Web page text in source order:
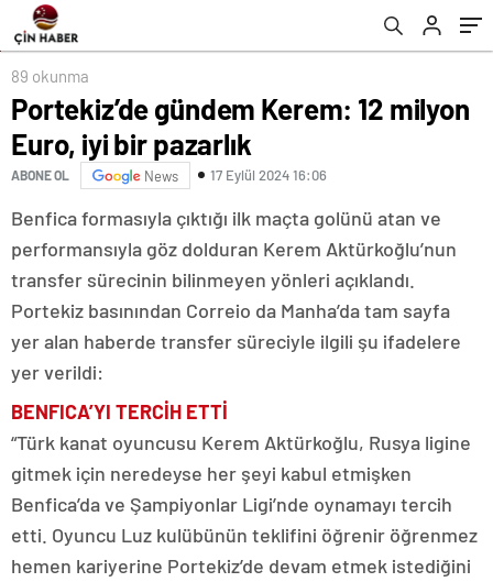
89 okunma
Portekiz’de gündem Kerem: 12 milyon
Euro, iyi bir pazarlık
ABONE OL News 17 Eylül 2024 16:06
Benfica formasıyla çıktığı ilk maçta golünü atan ve
performansıyla göz dolduran Kerem Aktürkoğlu’nun
transfer sürecinin bilinmeyen yönleri açıklandı.
Portekiz basınından Correio da Manha’da tam sayfa
yer alan haberde transfer süreciyle ilgili şu ifadelere
yer verildi:
BENFICA’YI TERCİH ETTİ
“Türk kanat oyuncusu Kerem Aktürkoğlu, Rusya ligine
gitmek için neredeyse her şeyi kabul etmişken
Benfica’da ve Şampiyonlar Ligi’nde oynamayı tercih
etti. Oyuncu Luz kulübünün teklifini öğrenir öğrenmez
hemen kariyerine Portekiz’de devam etmek istediğini